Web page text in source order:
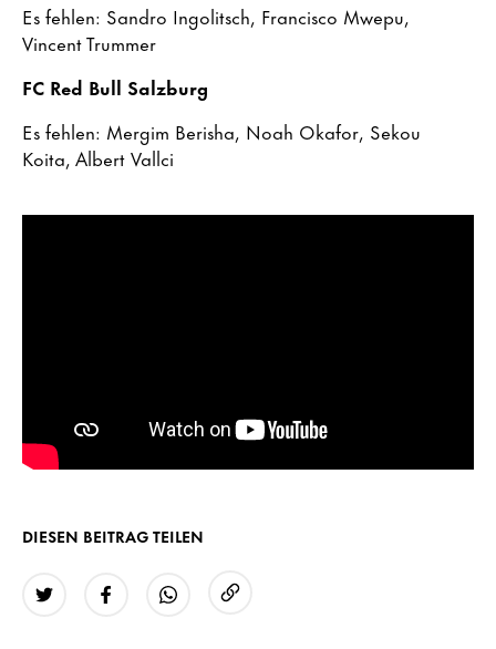
Es fehlen: Sandro Ingolitsch, Francisco Mwepu,
Vincent Trummer
FC Red Bull Salzburg
Es fehlen: Mergim Berisha, Noah Okafor, Sekou
Koita, Albert Vallci
DIESEN BEITRAG TEILEN